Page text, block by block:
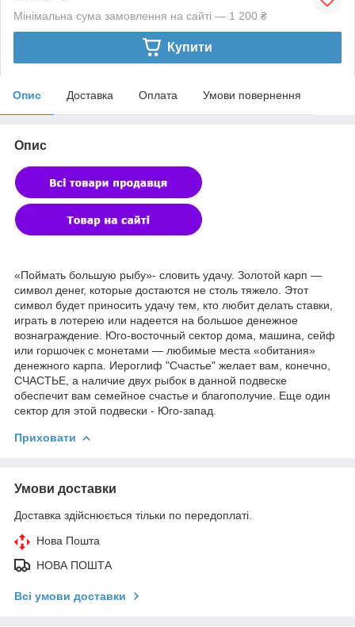
Мінімальна сума замовлення на сайті — 1 200 ₴
Купити
Опис Доставка Оплата Умови повернення
Опис
«Поймать большую рыбу»- словить удачу. Золотой карп —
символ денег, которые достаются не столь тяжело. Этот
символ будет приносить удачу тем, кто любит делать ставки,
играть в лотерею или надеется на большое денежное
вознаграждение. Юго-восточный сектор дома, машина, сейф
или горшочек с монетами — любимые места «обитания»
денежного карпа. Иероглиф "Счастье" желает вам, конечно,
СЧАСТЬЕ, а наличие двух рыбок в данной подвеске
обеспечит вам семейное счастье и благополучие. Еще один
сектор для этой подвески - Юго-запад.
Приховати
Умови доставки
Доставка здійснюється тільки по передоплаті.
Нова Пошта
НОВА ПОШТА
Всі умови доставки